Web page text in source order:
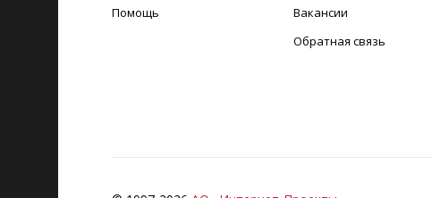
Помощь
Вакансии
Обратная связь